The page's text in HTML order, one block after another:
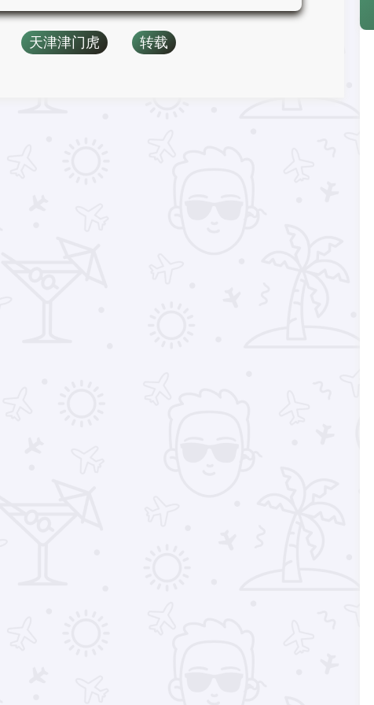
天津津门虎 转载